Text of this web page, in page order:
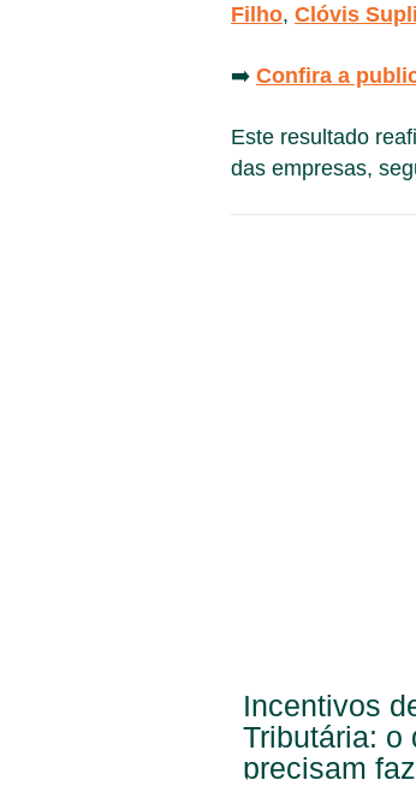
Filho, Clóvis
➡️ Confira a
Este resultado
das empresas,
Incentivos
Tributária: o
precisam